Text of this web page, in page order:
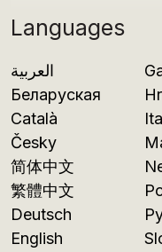
Languages
العربية
Беларуская
Català
Česky
简体中文
繁體中文
Deutsch
English